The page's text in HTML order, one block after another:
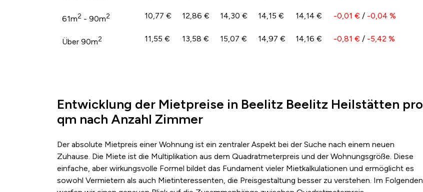
61m2 - 90m2 10,77 € 12,86 € 14,30 € 14,15 € 14,14 € -0,01 € / -0,04 %
Über 90m2 11,55 € 13,58 € 15,07 € 14,97 € 14,16 € -0,81 € / -5,42 %
Entwicklung der Mietpreise in Beelitz Beelitz Heilstätten pro
qm nach Anzahl Zimmer
Der absolute Mietpreis einer Wohnung ist ein zentraler Aspekt bei der Suche nach einem neuen
Zuhause. Die Miete ist die Multiplikation aus dem Quadratmeterpreis und der Wohnungsgröße. Diese
einfache, aber wirkungsvolle Formel bildet das Fundament vieler Mietkalkulationen und ermöglicht es
sowohl Vermietern als auch Mietinteressenten, die Preisgestaltung besser zu verstehen. Im Folgenden